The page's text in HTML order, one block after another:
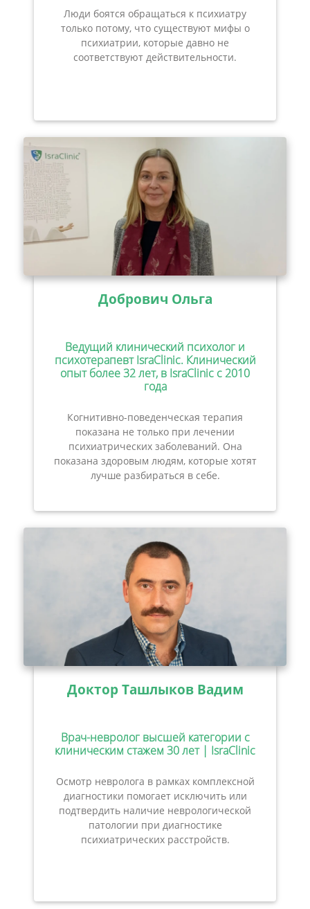
Люди боятся обращаться к психиатру
только потому, что существуют мифы о
психиатрии, которые давно не
соответствуют действительности.
Добрович Ольга
Ведущий клинический психолог и
психотерапевт IsraClinic. Клинический
опыт более 32 лет, в IsraClinic с 2010
года
Когнитивно-поведенческая терапия
показана не только при лечении
психиатрических заболеваний. Она
показана здоровым людям, которые хотят
лучше разбираться в себе.
Доктор Ташлыков Вадим
Врач-невролог высшей категории с
клиническим стажем 30 лет | IsraClinic
Осмотр невролога в рамках комплексной
диагностики помогает исключить или
подтвердить наличие неврологической
патологии при диагностике
психиатрических расстройств.